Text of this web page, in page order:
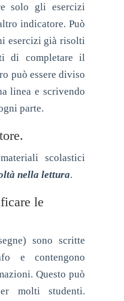
solo gli esercizi
indicatore. Può
esercizi già risolti
di completare il
può essere diviso
linea e scrivendo
parte.
scolastici
nella lettura.
le
sono scritte
e contengono
Questo può
molti studenti.